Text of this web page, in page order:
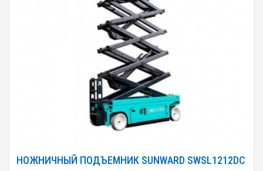
НОЖНИЧНЫЙ ПОДЪЕМНИК SUNWARD SWSL1212DC